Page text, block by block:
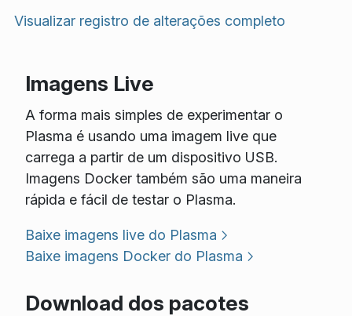
Visualizar registro de alterações completo
Imagens Live
A forma mais simples de experimentar o
Plasma é usando uma imagem live que
carrega a partir de um dispositivo USB.
Imagens Docker também são uma maneira
rápida e fácil de testar o Plasma.
Baixe imagens live do Plasma
Baixe imagens Docker do Plasma
Download dos pacotes